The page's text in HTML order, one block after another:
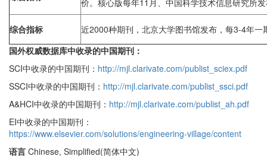
价。核心版每年11月、中国科学技术信息研究所
综合指标
近2000种期刊，北京大学图书馆发布，每3-4年一
国外权威数据库中收录的中国期刊：
SCI中收录的中国期刊： http://mjl.clarivate.com/publist_sciex.pdf
SSCI中收录的中国期刊： http://mjl.clarivate.com/publist_ssci.pdf
A&HCI中收录的中国期刊： http://mjl.clarivate.com/publist_ah.pdf
EI中收录的中国期刊：
https://www.elsevier.com/solutions/engineering-village/content
语言 Chinese, Simplified(简体中文)